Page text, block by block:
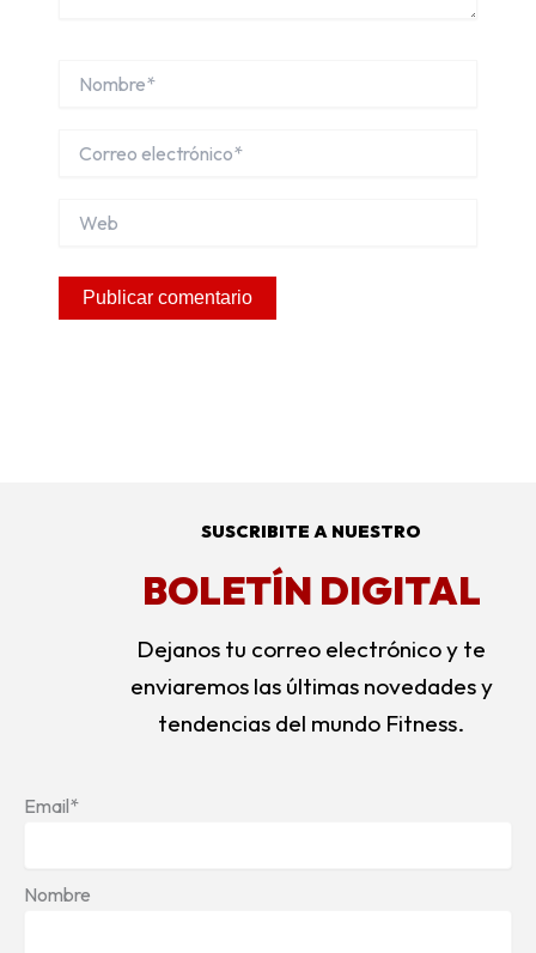
electrónico*
SUSCRIBITE A NUESTRO
BOLETÍN DIGITAL
Dejanos tu correo electrónico y te
enviaremos las últimas novedades y
tendencias del mundo Fitness.
Email*
Nombre